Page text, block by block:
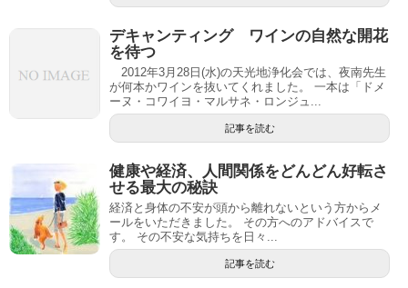
デキャンティング ワインの自然な開花
を待つ
2012年3月28日(水)の天光地浄化会では、夜南先生
が何本かワインを抜いてくれました。 一本は「ドメ
ーヌ・コワイヨ・マルサネ・ロンジュ...
記事を読む
健康や経済、人間関係をどんどん好転さ
せる最大の秘訣
経済と身体の不安が頭から離れないという方からメ
ールをいただきました。 その方へのアドバイスで
す。 その不安な気持ちを日々...
記事を読む